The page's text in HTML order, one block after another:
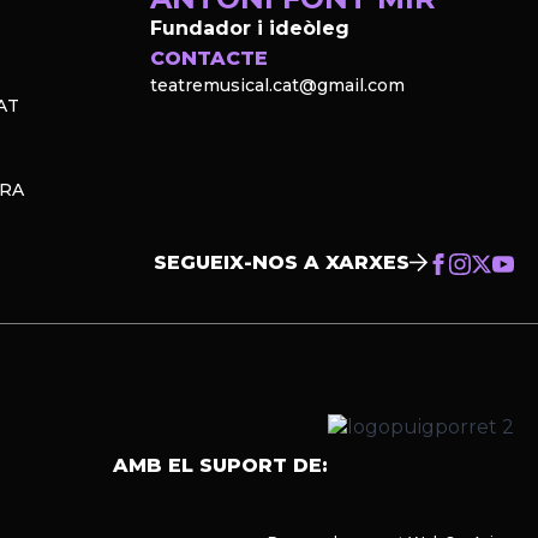
Fundador i ideòleg
CONTACTE
teatremusical.cat@gmail.com
SEGUEIX-NOS A XARXES
AMB EL SUPORT DE: